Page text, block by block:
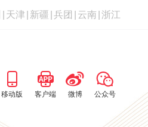
天津 新疆 兵团 云南 浙江
移动版 客户端 微博 公众号